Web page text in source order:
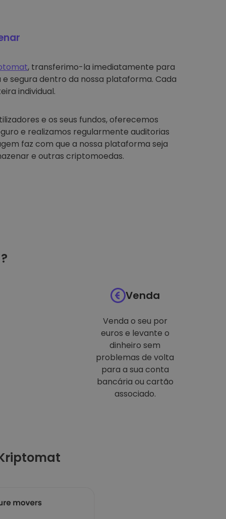
, transferimo-la imediatamente para
segura dentro da nossa plataforma. Cada
individual.
e os seus fundos, oferecemos
e realizamos regularmente auditorias
faz com que a nossa plataforma seja
e outras criptomoedas.
?
Venda
Venda o seu por
euros e levante o
dinheiro sem
problemas de volta
para a sua conta
bancária ou cartão
associado.